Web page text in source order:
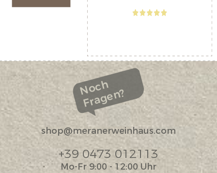
Noch
Fragen?
shop@meranerweinhaus.com
+39 0473 012113
Mo-Fr 9:00 - 12:00 Uhr